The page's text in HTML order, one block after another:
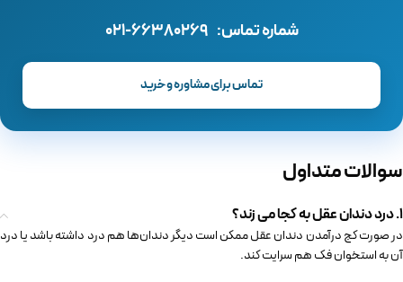
شماره تماس: 021-66380269
تماس برای مشاوره و خرید
سوالات متداول
1. درد دندان عقل به کجا می زند؟
در صورت کج درآمدن دندان عقل ممکن است دیگر دندان‌ها هم درد داشته باشد یا درد
آن به استخوان فک هم سرایت کند.